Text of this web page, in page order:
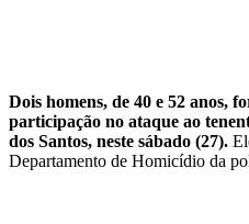
Dois homens, de 40 e 52 anos,
participação no ataque ao
dos Santos, neste sábado (27).
Departamento de Homicídio da